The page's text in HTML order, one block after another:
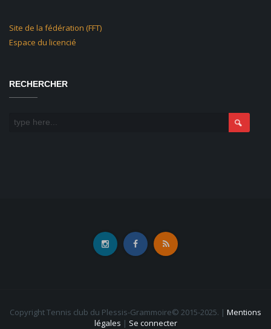
Site de la fédération (FFT)
Espace du licencié
RECHERCHER
Copyright Tennis club du Plessis-Grammoire© 2015-2025. | Mentions
légales | Se connecter